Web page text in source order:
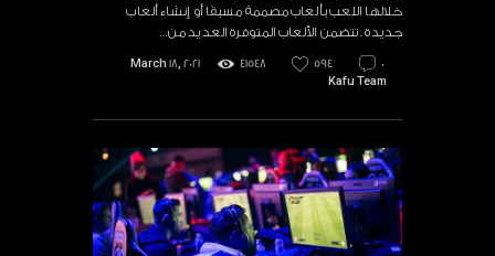
خلالها اللعب بألعاب مصممة مسبقًا أو إنشاء ألعاب
جديدة . تتضمن الألعاب المتوفرة العديد من…
March 18, 2021 41548 594
0
Kafu Team